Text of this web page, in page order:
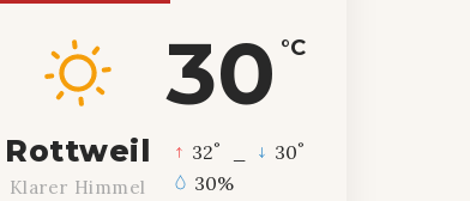
30 °C
Rottweil
Klarer Himmel
32° 30°
30%